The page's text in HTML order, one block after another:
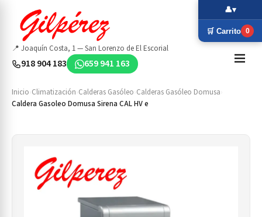
📍 Joaquín Costa, 1 — San Lorenzo de El Escorial
918 904 183 659 941 163
Inicio Climatización Calderas Gasóleo Calderas Gasóleo Domusa
Caldera Gasoleo Domusa Sirena CAL HV e
🛒 Carrito 0
👤▾